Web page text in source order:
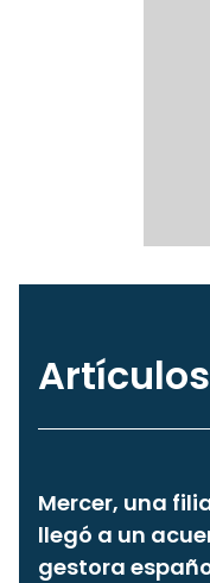
Mercer, una
llegó a un
gestora